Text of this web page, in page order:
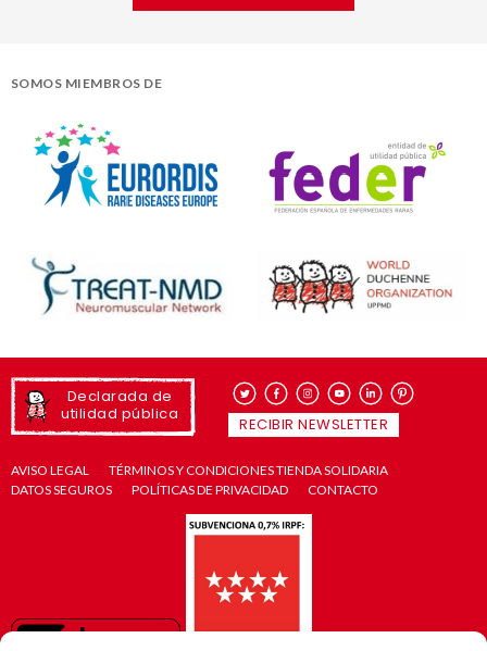
SOMOS MIEMBROS DE
Declarada de
utilidad pública
RECIBIR NEWSLETTER
AVISO LEGAL
TÉRMINOS Y CONDICIONES TIENDA SOLIDARIA
DATOS SEGUROS
POLÍTICAS DE PRIVACIDAD CONTACTO